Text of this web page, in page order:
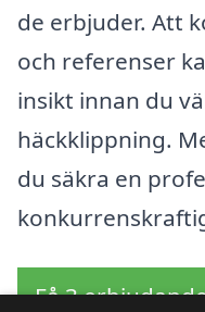
de erbjuder. Att
och referenser
insikt innan du
häckklippning.
du säkra en
Få 3